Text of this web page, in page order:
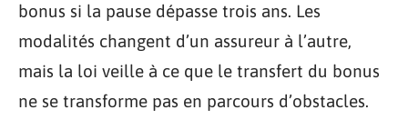
bonus si la pause dépasse trois ans. Les
modalités changent d’un assureur à l’autre,
mais la loi veille à ce que le transfert du bonus
ne se transforme pas en parcours d’obstacles.